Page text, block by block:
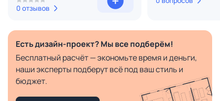
0 отзывов
Есть дизайн-проект? Мы все подберём!
Бесплатный расчёт — экономьте время и деньги,
наши эксперты подберут всё под ваш стиль и
бюджет.